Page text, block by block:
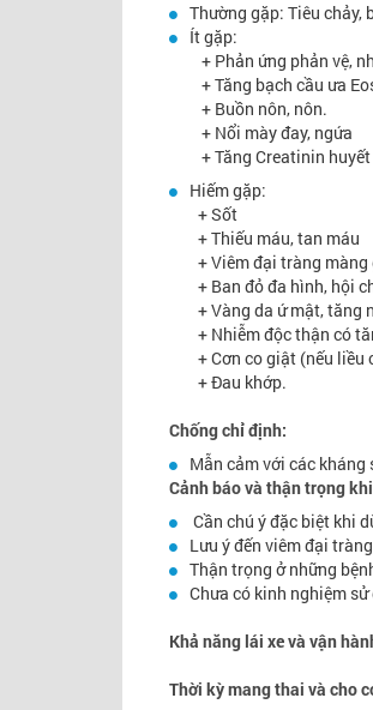
Thường gặp: Tiêu chảy,
Ít gặp:
+ Phản ứng phản vệ,
+ Tăng bạch cầu ưa
+ Buồn nôn, nôn.
+ Nổi mày đay, ngứa
+ Tăng Creatinin huyết
Hiếm gặp:
+ Sốt
+ Thiếu máu, tan máu
+ Viêm đại tràng màng
+ Ban đỏ đa hình, hội
+ Vàng da ứ mật, tăng
+ Nhiễm độc thận có
+ Cơn co giật (nếu liều
+ Đau khớp.
Chống chỉ định:
Mẫn cảm với các
Cảnh báo và thận trọng
Cần chú ý đặc biệt khi
Lưu ý đến viêm đại
Thận trọng ở những
Chưa có kinh nghiệm
Khả năng lái xe và vận
Thời kỳ mang thai và cho